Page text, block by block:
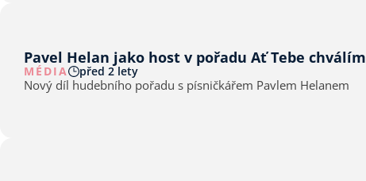
Pavel Helan jako host v pořadu Ať Tebe chválím
MÉDIA před 2 lety
Nový díl hudebního pořadu s písničkářem Pavlem Helanem